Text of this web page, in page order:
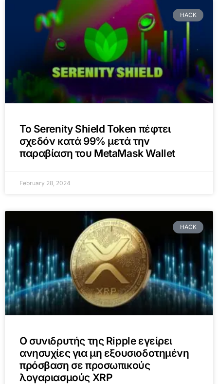
HACK
Το Serenity Shield Token πέφτει
σχεδόν κατά 99% μετά την
παραβίαση του MetaMask Wallet
February 28, 2024
HACK
Ο συνιδρυτής της Ripple εγείρει
ανησυχίες για μη εξουσιοδοτημένη
πρόσβαση σε προσωπικούς
λογαριασμούς XRP